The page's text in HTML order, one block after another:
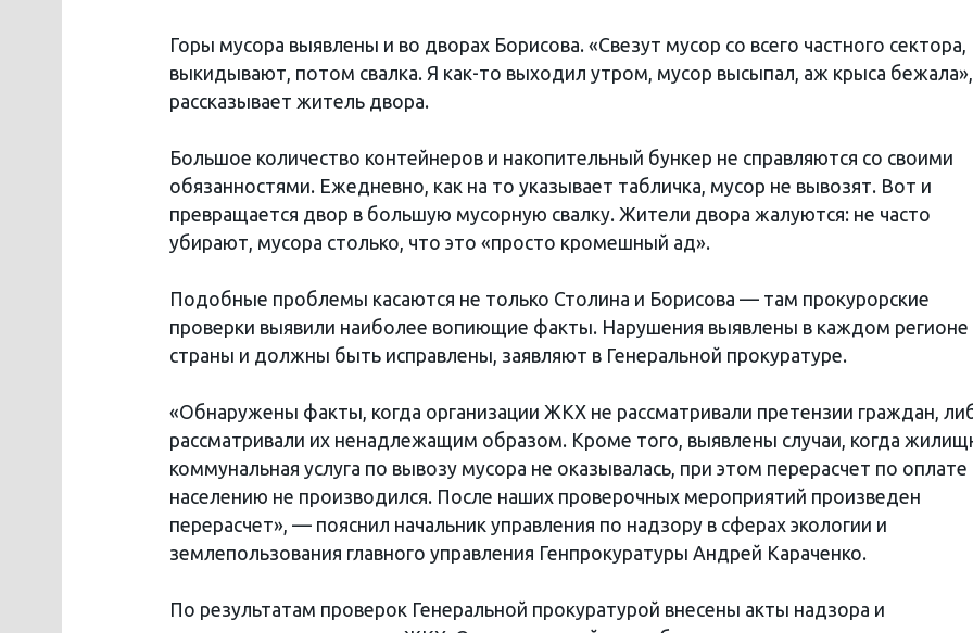
Горы мусора выявлены и во дворах Борисова. «Свезут мусор со всего частного сектора,
выкидывают, потом свалка. Я как-то выходил утром, мусор высыпал, аж крыса
рассказывает житель двора.
Большое количество контейнеров и накопительный бункер не справляются со своими
обязанностями. Ежедневно, как на то указывает табличка, мусор не вывозят. Вот и
превращается двор в большую мусорную свалку. Жители двора жалуются: не часто
убирают, мусора столько, что это «просто кромешный ад».
Подобные проблемы касаются не только Столина и Борисова — там прокурорские
проверки выявили наиболее вопиющие факты. Нарушения выявлены в каждом регионе
страны и должны быть исправлены, заявляют в Генеральной прокуратуре.
«Обнаружены факты, когда организации ЖКХ не рассматривали претензии граждан,
рассматривали их ненадлежащим образом. Кроме того, выявлены случаи, когда
коммунальная услуга по вывозу мусора не оказывалась, при этом перерасчет по оплате
населению не производился. После наших проверочных мероприятий произведен
перерасчет», — пояснил начальник управления по надзору в сферах экологии и
землепользования главного управления Генпрокуратуры Андрей Караченко.
По результатам проверок Генеральной прокуратурой внесены акты надзора и